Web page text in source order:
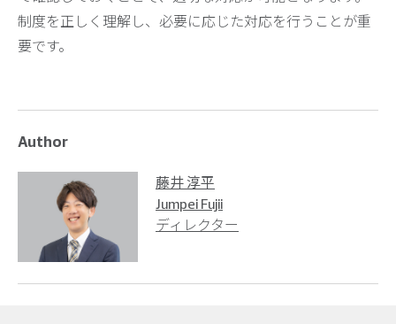
制度を正しく理解し、必要に応じた対応を行うことが重
要です。
Author
藤井 淳平
Jumpei Fujii
ディレクター